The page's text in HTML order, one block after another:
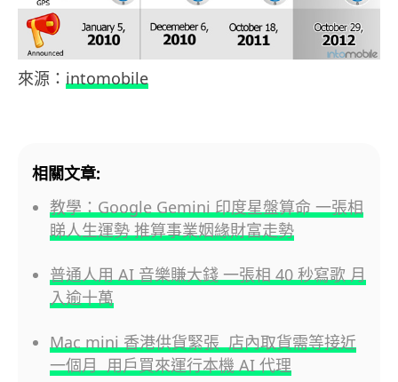
來源： intomobile
相關文章:
教學：Google Gemini 印度星盤算命 一張相
睇人生運勢 推算事業姻緣財富走勢
普通人用 AI 音樂賺大錢 一張相 40 秒寫歌 月
入逾十萬
Mac mini 香港供貨緊張 店內取貨需等接近
一個月 用戶買來運行本機 AI 代理